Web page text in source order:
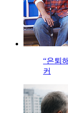
“은퇴
커